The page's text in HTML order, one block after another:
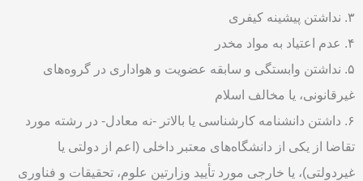
۳. نداشتن پیشینه کیفری
۴. عدم اعتیاد به مواد مخدر
۵. نداشتن وابستگی و سابقه عضویت و هواداری در گروه‌های
غیرقانونی، یا مخالف اسلام
۶. داشتن دانشنامه کارشناسی یا بالاتر -نه معادل- در رشته مورد
تقاضا از یکی از دانشگاه‌های معتبر داخلی (اعم از دولتی یا
غیردولتی)، یا خارجی مورد تأیید وزارتین علوم، تحقیقات و فناوری